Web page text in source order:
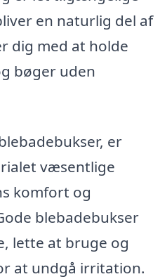
en naturlig del af
dig med at holde
bøger uden
er
væsentlige
komfort og
blebadebukser
lette at bruge og
at undgå irritation.